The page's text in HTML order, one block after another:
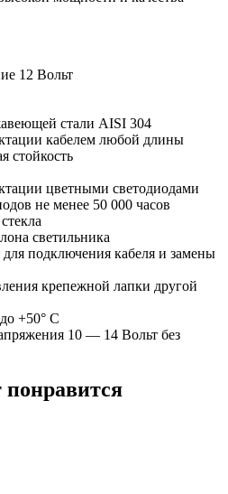
12 Вольт
стали AISI 304
кабелем любой длины
стойкость
цветными светодиодами
не менее 50 000 часов
светильника
подключения кабеля и замены
крепежной лапки другой
+50° С
10 — 14 Вольт без